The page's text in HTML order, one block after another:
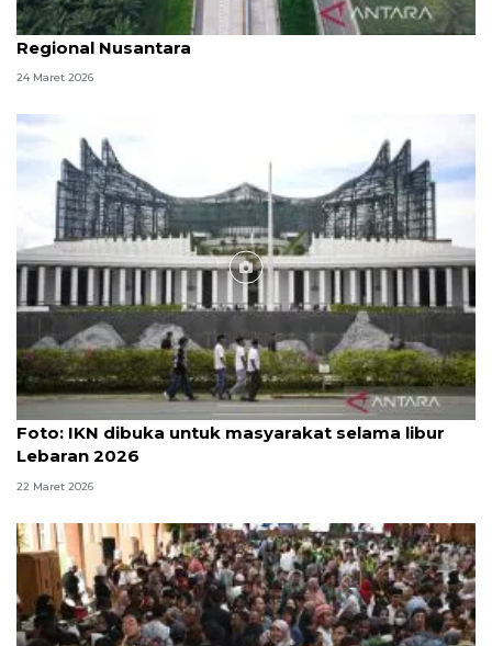
Lebih dari 2,4 juta kendaraan melintas di Tol
Regional Nusantara
24 Maret 2026
Foto
Foto: IKN dibuka untuk masyarakat selama libur
Lebaran 2026
22 Maret 2026